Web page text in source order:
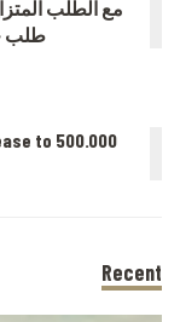
مع الطلب
طلب
to 500.000
Recent